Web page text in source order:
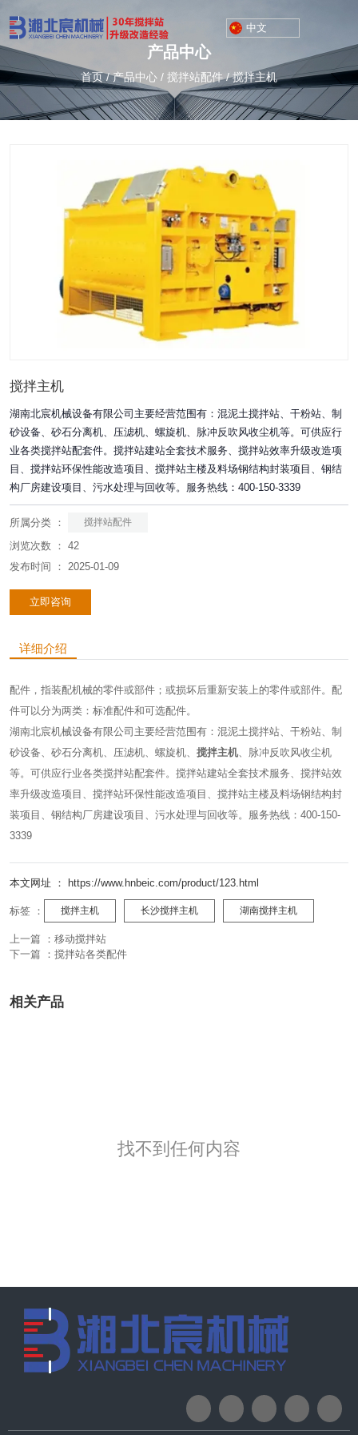
中文
产品中心
首页/产品中心 / 搅拌站配件 /搅拌主机
搅拌主机
湖南北宸机械设备有限公司主要经营范围有：混泥土搅拌站、干粉站、制
砂设备、砂石分离机、压滤机、螺旋机、脉冲反吹风收尘机等。可供应行
业各类搅拌站配套件。搅拌站建站全套技术服务、搅拌站效率升级改造项
目、搅拌站环保性能改造项目、搅拌站主楼及料场钢结构封装项目、钢结
构厂房建设项目、污水处理与回收等。服务热线：400-150-3339
所属分类 ： 搅拌站配件
浏览次数 ： 42
发布时间 ： 2025-01-09
立即咨询
详细介绍
配件，指装配机械的零件或部件；或损坏后重新安装上的零件或部件。配
件可以分为两类：标准配件和可选配件。
湖南北宸机械设备有限公司主要经营范围有：混泥土搅拌站、干粉站、制
砂设备、砂石分离机、压滤机、螺旋机、 搅拌主机、脉冲反吹风收尘机
等。可供应行业各类搅拌站配套件。搅拌站建站全套技术服务、搅拌站效
率升级改造项目、搅拌站环保性能改造项目、搅拌站主楼及料场钢结构封
装项目、钢结构厂房建设项目、污水处理与回收等。服务热线：400-150-
3339
本文网址 ： https://www.hnbeic.com/product/123.html
标签 ： 搅拌主机 长沙搅拌主机 湖南搅拌主机
上一篇 ： 移动搅拌站
下一篇 ： 搅拌站各类配件
相关产品
找不到任何内容